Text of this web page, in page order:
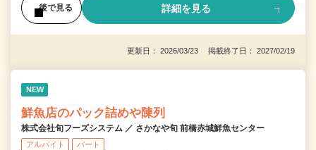
後で見る 詳細を見る
更新日： 2026/03/23 掲載終了日： 2027/02/19
NEW
鮮魚店のパック詰めや陳列
株式会社旬フーズシステム ／ さかなや旬 前橋赤城鮮魚センター
アルバイト パート